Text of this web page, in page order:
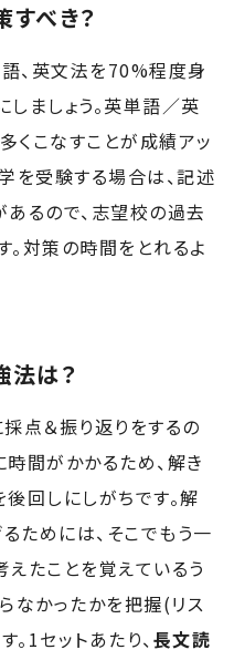
べき？
、英文法を70%程度身
ましょう。英単語／英
こなすことが成績アッ
を受験する場合は、記述
るので、志望校の過去
対策の時間をとれるよ
は？
点＆振り返りをするの
間がかかるため、解き
回しにしがちです。解
ためには、そこでもう一
たことを覚えているう
なかったかを把握(リス
1セットあたり、長文読